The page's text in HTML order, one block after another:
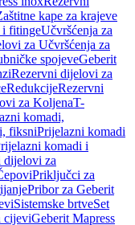
kape za krajeve
fitingeUčvršćenja za
za Učvršćenja za
spojeveGeberit
Rezervni dijelovi za
RedukcijeRezervni
za KoljenaT-
komadi,
fiksniPrijelazni komadi
komadi i
dijelovi za
Priključci za
Pribor za Geberit
Sistemske brtveSet
cijeviGeberit Mapress